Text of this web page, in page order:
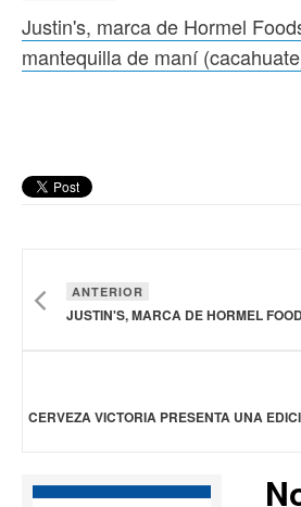
Justin's, marca de Hormel
mantequilla de maní
ANTERIOR